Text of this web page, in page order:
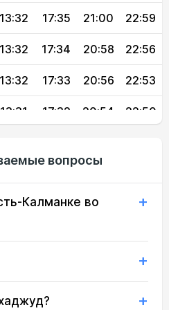
13:32 17:35 21:00 22:59
13:32 17:34 20:58 22:56
13:32 17:33 20:56 22:53
13:31 17:32 20:54 22:50
13:31 17:29 20:48 22:41
22:35
17:26 22:32
вопросы
Калманке во